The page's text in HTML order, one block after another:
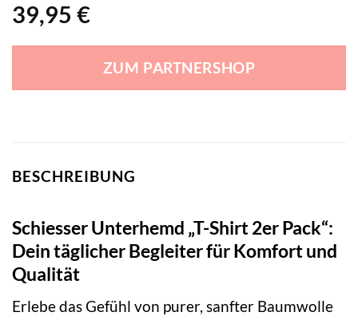
39,95 €
ZUM PARTNERSHOP
BESCHREIBUNG
Schiesser Unterhemd „T-Shirt 2er Pack“:
Dein täglicher Begleiter für Komfort und
Qualität
Erlebe das Gefühl von purer, sanfter Baumwolle